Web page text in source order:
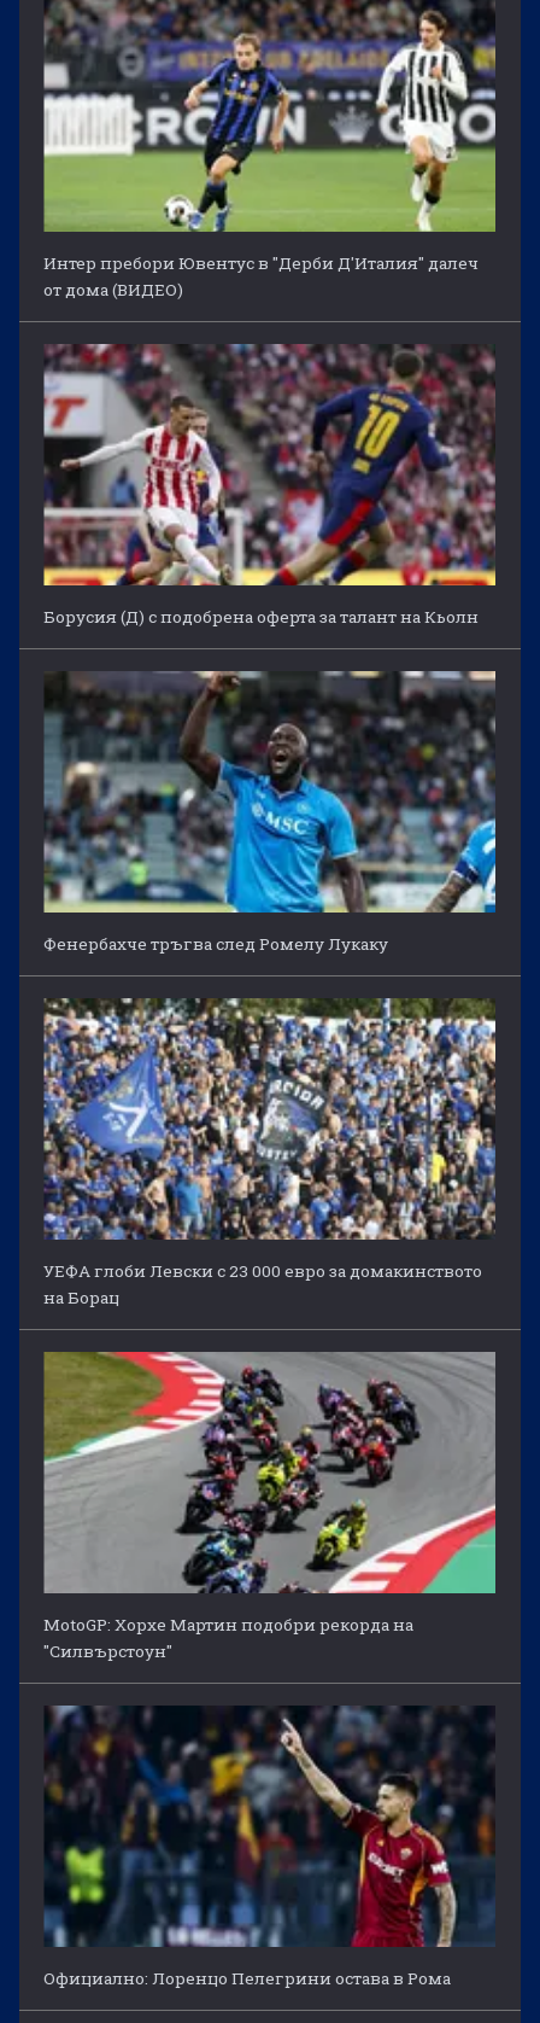
Интер пребори Ювентус в "Дерби Д'Италия" далеч
от дома (ВИДЕО)
Борусия (Д) с подобрена оферта за талант на Кьолн
Фенербахче тръгва след Ромелу Лукаку
УЕФА глоби Левски с 23 000 евро за домакинството
на Борац
MotoGP: Хорхе Мартин подобри рекорда на
"Силвърстоун"
Официално: Лоренцо Пелегрини остава в Рома